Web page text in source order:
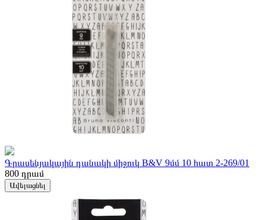
Գրասենյակային դանակի միջուկ B&V 9մմ 10 հատ 2-269/01
800 դրամ
Ավելացնել